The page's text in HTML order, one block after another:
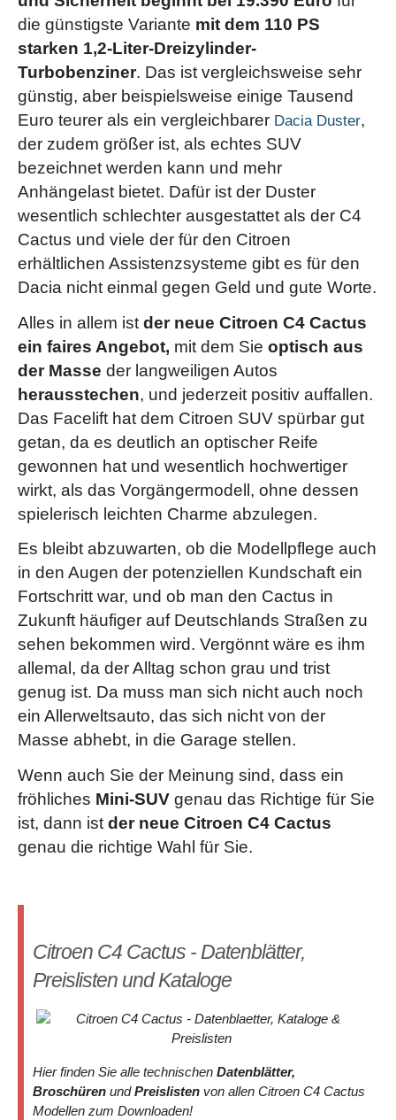
die günstigste Variante mit dem 110 PS
starken 1,2-Liter-Dreizylinder-
Turbobenziner. Das ist vergleichsweise sehr
günstig, aber beispielsweise einige Tausend
Euro teurer als ein vergleichbarer Dacia Duster,
der zudem größer ist, als echtes SUV
bezeichnet werden kann und mehr
Anhängelast bietet. Dafür ist der Duster
wesentlich schlechter ausgestattet als der C4
Cactus und viele der für den Citroen
erhältlichen Assistenzsysteme gibt es für den
Dacia nicht einmal gegen Geld und gute Worte.
Alles in allem ist der neue Citroen C4 Cactus
ein faires Angebot, mit dem Sie optisch aus
der Masse der langweiligen Autos
herausstechen, und jederzeit positiv auffallen.
Das Facelift hat dem Citroen SUV spürbar gut
getan, da es deutlich an optischer Reife
gewonnen hat und wesentlich hochwertiger
wirkt, als das Vorgängermodell, ohne dessen
spielerisch leichten Charme abzulegen.
Es bleibt abzuwarten, ob die Modellpflege auch
in den Augen der potenziellen Kundschaft ein
Fortschritt war, und ob man den Cactus in
Zukunft häufiger auf Deutschlands Straßen zu
sehen bekommen wird. Vergönnt wäre es ihm
allemal, da der Alltag schon grau und trist
genug ist. Da muss man sich nicht auch noch
ein Allerweltsauto, das sich nicht von der
Masse abhebt, in die Garage stellen.
Wenn auch Sie der Meinung sind, dass ein
fröhliches Mini-SUV genau das Richtige für Sie
ist, dann ist der neue Citroen C4 Cactus
genau die richtige Wahl für Sie.
Citroen C4 Cactus - Datenblätter,
Preislisten und Kataloge
Hier finden Sie alle technischen Datenblätter,
Broschüren undPreislisten von allen Citroen C4 Cactus
Modellen zum Downloaden!